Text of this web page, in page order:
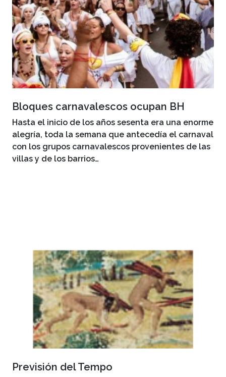
Bloques carnavalescos ocupan BH
Hasta el inicio de los años sesenta era una enorme
alegría, toda la semana que antecedía el carnaval
con los grupos carnavalescos provenientes de las
villas y de los barrios…
Previsión del Tempo